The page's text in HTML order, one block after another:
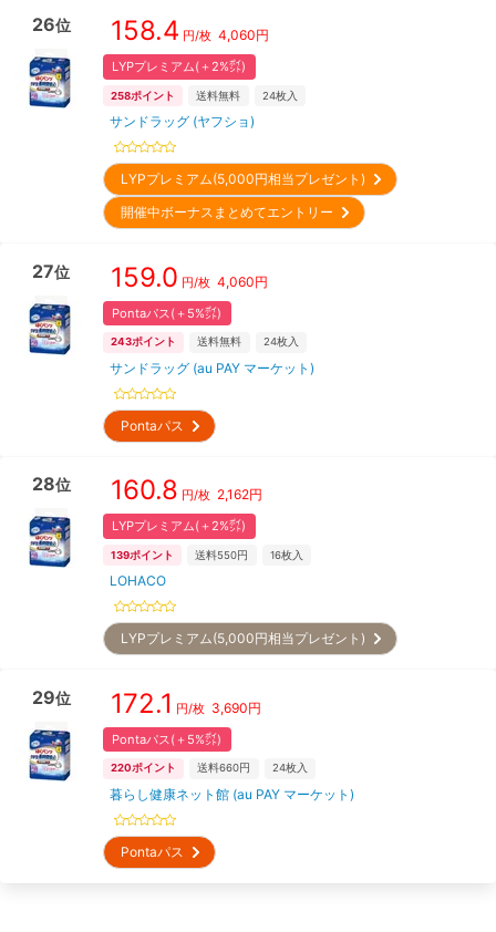
26位 158.4 円/枚 4,060円
LYPプレミアム(＋2%㌽)
258ポイント 送料無料 24枚入
サンドラッグ (ヤフショ)
LYPプレミアム(5,000円相当プレゼント)
開催中ボーナスまとめてエントリー
27位 159.0 円/枚 4,060円
Pontaパス(＋5%㌽)
243ポイント 送料無料 24枚入
サンドラッグ (au PAY マーケット)
Pontaパス
28位 160.8 円/枚 2,162円
LYPプレミアム(＋2%㌽)
139ポイント 送料550円 16枚入
LOHACO
LYPプレミアム(5,000円相当プレゼント)
29位 172.1 円/枚 3,690円
Pontaパス(＋5%㌽)
220ポイント 送料660円 24枚入
暮らし健康ネット館 (au PAY マーケット)
Pontaパス